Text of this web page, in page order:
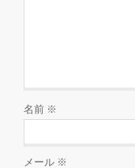
名前 ※
メール ※